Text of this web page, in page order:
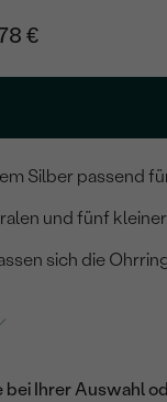
€
Silber passend
und fünf
sich die
bei Ihrer Auswahl